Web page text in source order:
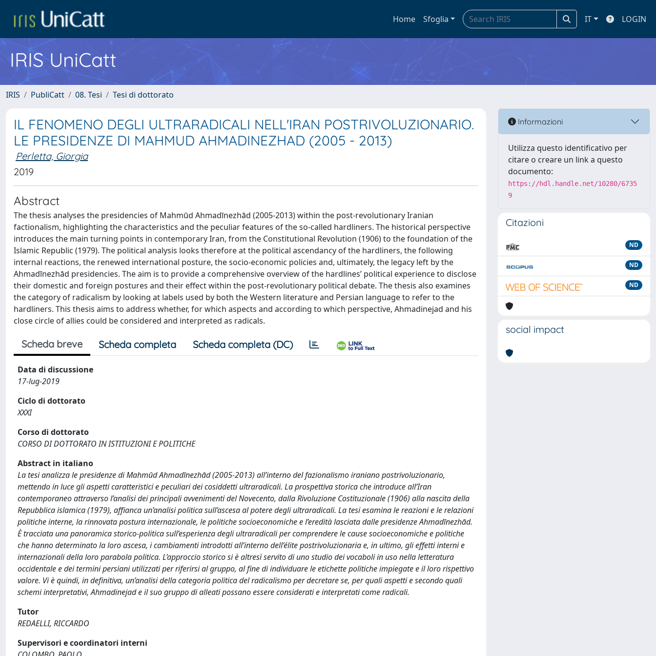
Home Sfoglia IT LOGIN
IRIS UniCatt
IRIS PubliCatt 08. Tesi Tesi di dottorato
IL FENOMENO DEGLI ULTRARADICALI NELL'IRAN POSTRIVOLUZIONARIO.
LE PRESIDENZE DI MAHMUD AHMADINEZHAD (2005 - 2013)
Perletta, Giorgia
2019
Abstract
The thesis analyses the presidencies of Mahmūd Ahmadīnezhād (2005-2013) within the post-revolutionary Iranian
factionalism, highlighting the characteristics and the peculiar features of the so-called hardliners. The historical perspective
introduces the main turning points in contemporary Iran, from the Constitutional Revolution (1906) to the foundation of the
Islamic Republic (1979). The political analysis looks therefore at the political ascendancy of the hardliners, the following
internal reactions, the renewed international posture, the socio-economic policies and, ultimately, the legacy left by the
Ahmadīnezhād presidencies. The aim is to provide a comprehensive overview of the hardlines’ political experience to disclose
their domestic and foreign postures and their effect within the post-revolutionary political debate. The thesis also examines
the category of radicalism by looking at labels used by both the Western literature and Persian language to refer to the
hardliners. This thesis aims to address whether, for which aspects and according to which perspective, Ahmadinejad and his
close circle of allies could be considered and interpreted as radicals.
Scheda breve Scheda completa Scheda completa (DC)
Data di discussione
17-lug-2019
Ciclo di dottorato
XXXI
Corso di dottorato
CORSO DI DOTTORATO IN ISTITUZIONI E POLITICHE
Abstract in italiano
La tesi analizza le presidenze di Mahmūd Ahmadīnezhād (2005-2013) all’interno del fazionalismo iraniano postrivoluzionario,
mettendo in luce gli aspetti caratteristici e peculiari dei cosiddetti ultraradicali. La prospettiva storica che introduce all’Iran
contemporaneo attraverso l’analisi dei principali avvenimenti del Novecento, dalla Rivoluzione Costituzionale (1906) alla nascita della
Repubblica islamica (1979), affianca un’analisi politica sull’ascesa al potere degli ultraradicali. La tesi esamina le reazioni e le relazioni
politiche interne, la rinnovata postura internazionale, le politiche socioeconomiche e l’eredità lasciata dalle presidenze Ahmadīnezhād.
È tracciata una panoramica storico-politica sull’esperienza degli ultraradicali per comprendere le cause socioeconomiche e politiche
che hanno determinato la loro ascesa, i cambiamenti introdotti all’interno dell’élite postrivoluzionaria e, in ultimo, gli effetti interni e
internazionali della loro parabola politica. L’approccio storico si è altresì servito di uno studio dei vocaboli in uso nella letteratura
occidentale e dei termini persiani utilizzati per riferirsi al gruppo, al fine di individuare le etichette politiche impiegate e il loro rispettivo
valore. Vi è quindi, in definitiva, un’analisi della categoria politica del radicalismo per decretare se, per quali aspetti e secondo quali
schemi interpretativi, Ahmadinejad e il suo gruppo di alleati possano essere considerati e interpretati come radicali.
Tutor
REDAELLI, RICCARDO
Supervisori e coordinatori interni
Informazioni
Utilizza questo identificativo per
citare o creare un link a questo
documento:
https://hdl.handle.net/10280/6735
9
Citazioni
ND
ND
ND
social impact